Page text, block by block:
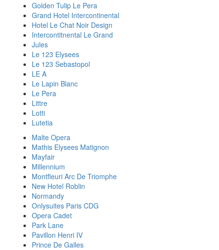
Golden Tulip Le Pera
Grand Hotel Intercontinental
Hotel Le Chat Noir Design
Intercontitnental Le Grand
Jules
Le 123 Elysees
Le 123 Sebastopol
LE A
Le Lapin Blanc
Le Pera
Littre
Lotti
Lutetia
Malte Opera
Mathis Elysees Matignon
Mayfair
Millennium
Montfleuri Arc De Triomphe
New Hotel Roblin
Normandy
Onlysuites Paris CDG
Opera Cadet
Park Lane
Pavillon Henri IV
Prince De Galles